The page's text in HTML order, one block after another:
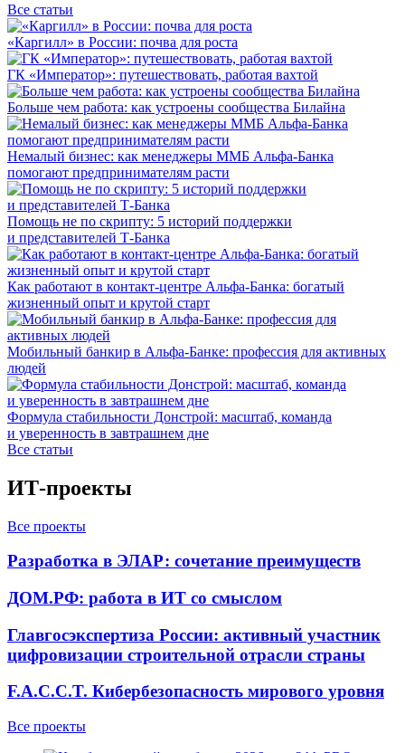
Все статьи
«Каргилл» в России: почва для роста
ГК «Император»: путешествовать, работая вахтой
Больше чем работа: как устроены сообщества Билайна
Немалый бизнес: как менеджеры ММБ Альфа-Банка
помогают предпринимателям расти
Помощь не по скрипту: 5 историй поддержки
и представителей Т-Банка
Как работают в контакт-центре Альфа-Банка: богатый
жизненный опыт и крутой старт
Мобильный банкир в Альфа-Банке: профессия для активных
людей
Формула стабильности Донстрой: масштаб, команда
и уверенность в завтрашнем дне
Все статьи
ИТ-проекты
Все проекты
Разработка в ЭЛАР: сочетание преимуществ
ДОМ.РФ: работа в ИТ со смыслом
Главгосэкспертиза России: активный участник
цифровизации строительной отрасли страны
F.A.C.C.T. Кибербезопасность мирового уровня
Все проекты